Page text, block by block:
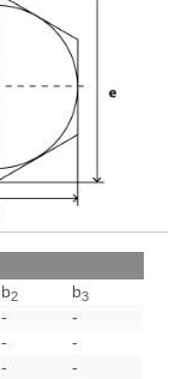
b2 b3
-
-
-
-
-
-